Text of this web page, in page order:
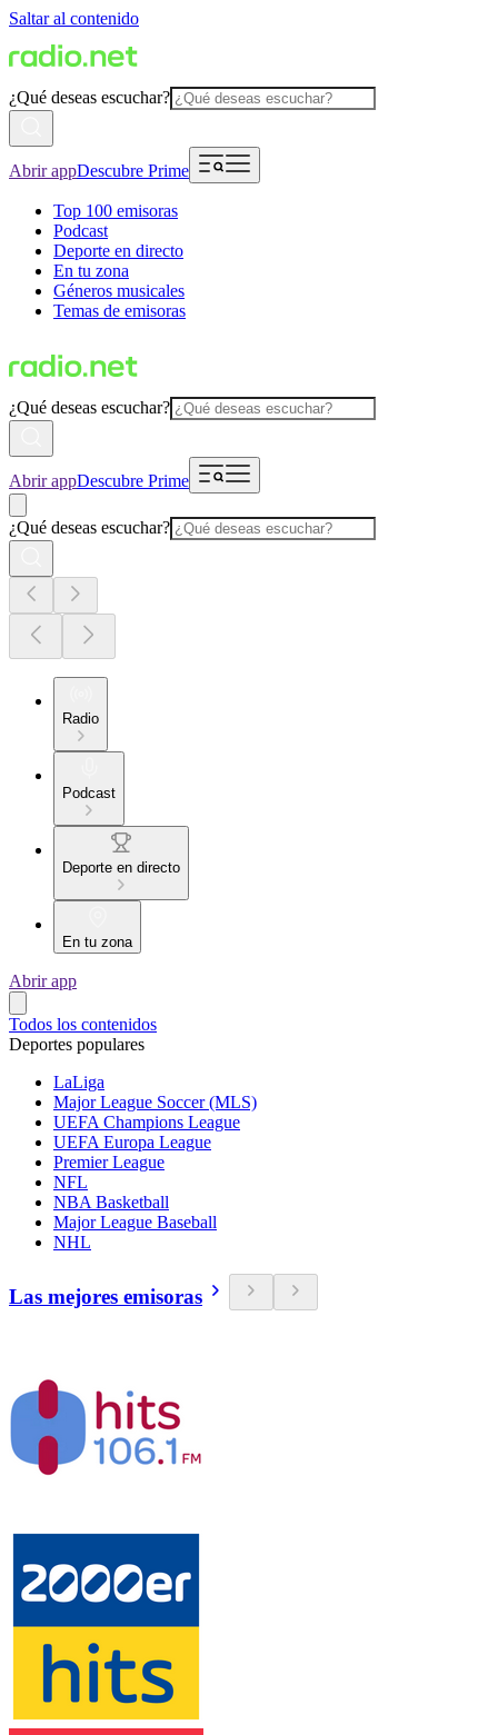
Saltar al contenido
¿Qué deseas escuchar?
Abrir appDescubre Prime
Top 100 emisoras
Podcast
Deporte en directo
En tu zona
Géneros musicales
Temas de emisoras
¿Qué deseas escuchar?
Abrir appDescubre Prime
¿Qué deseas escuchar?
Radio
Podcast
Deporte en directo
En tu zona
Abrir app
Todos los contenidos
Deportes populares
LaLiga
Major League Soccer (MLS)
UEFA Champions League
UEFA Europa League
Premier League
NFL
NBA Basketball
Major League Baseball
NHL
Las mejores emisoras